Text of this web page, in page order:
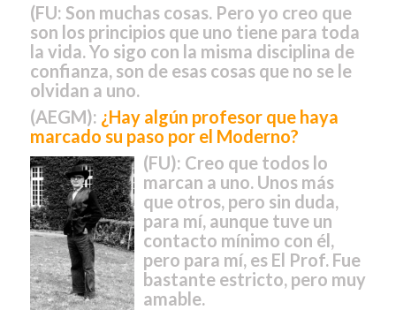
(FU: Son muchas cosas. Pero yo creo que
son los principios que uno tiene para toda
la vida. Yo sigo con la misma disciplina de
confianza, son de esas cosas que no se le
olvidan a uno.
(AEGM): ¿Hay algún profesor que haya
marcado su paso por el Moderno?
(FU): Creo que todos lo
marcan a uno. Unos más
que otros, pero sin duda,
para mí, aunque tuve un
contacto mínimo con él,
pero para mí, es El Prof. Fue
bastante estricto, pero muy
amable.